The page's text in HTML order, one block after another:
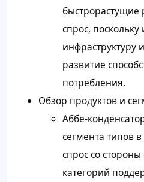
быстрорастущие
спрос,
инфраструктуру
развитие
потребления.
Обзор продуктов и
Аббе-
сегмента типов
спрос со
категорий